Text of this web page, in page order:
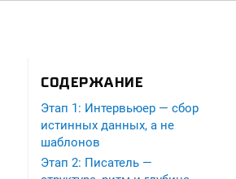
СОДЕРЖАНИЕ
Этап 1: Интервьюер — сбор
истинных данных, а не
шаблонов
Этап 2: Писатель —